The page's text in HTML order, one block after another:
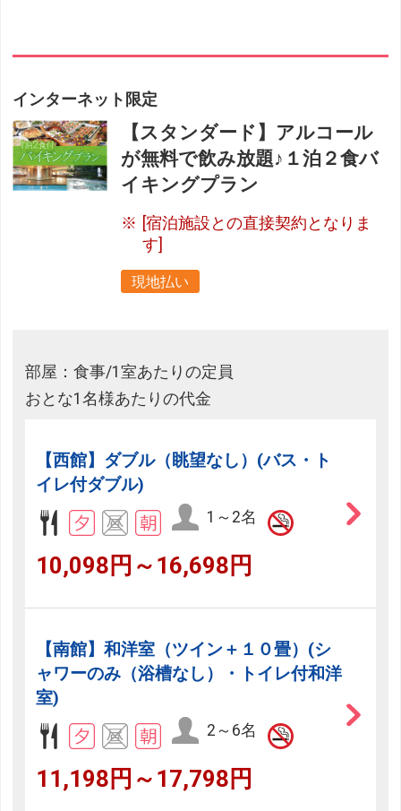
インターネット限定
【スタンダード】アルコール
が無料で飲み放題♪１泊２食バ
イキングプラン
[宿泊施設との直接契約となりま
す]
現地払い
部屋：食事/1室あたりの定員
おとな1名様あたりの代金
【西館】ダブル（眺望なし）(バス・ト
イレ付ダブル)
1～2名
10,098円～16,698円
【南館】和洋室（ツイン＋１０畳）(シ
ャワーのみ（浴槽なし）・トイレ付和洋
室)
2～6名
11,198円～17,798円